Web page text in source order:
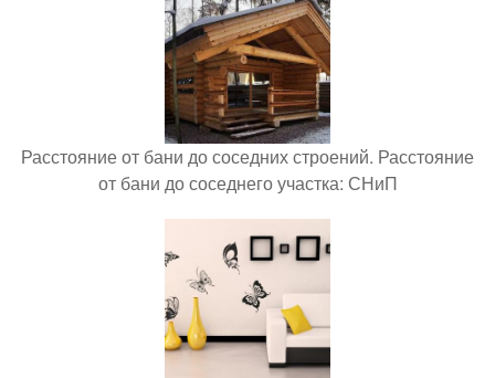
Расстояние от бани до соседних строений. Расстояние
от бани до соседнего участка: СНиП